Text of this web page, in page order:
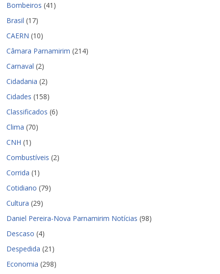
Bombeiros (41)
Brasil (17)
CAERN (10)
Câmara Parnamirim (214)
Carnaval (2)
Cidadania (2)
Cidades (158)
Classificados (6)
Clima (70)
CNH (1)
Combustíveis (2)
Corrida (1)
Cotidiano (79)
Cultura (29)
Daniel Pereira-Nova Parnamirim Notícias (98)
Descaso (4)
Despedida (21)
Economia (298)